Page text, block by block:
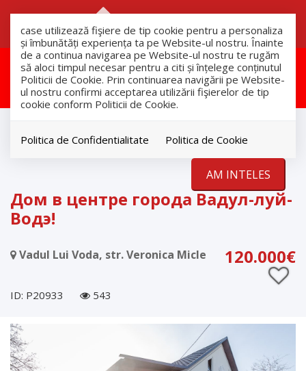
case utilizează fişiere de tip cookie pentru a personaliza
și îmbunătăți experiența ta pe Website-ul nostru. Înainte
de a continua navigarea pe Website-ul nostru te rugăm
să aloci timpul necesar pentru a citi și înțelege conținutul
Politicii de Cookie. Prin continuarea navigării pe Website-
ul nostru confirmi acceptarea utilizării fişierelor de tip
cookie conform Politicii de Cookie.
Politica de Confidentialitate Politica de Cookie
AM INTELES
Aceasta proprietate a fost
vandut!
Дома
Дом в центре города Вадул-луй-
Водэ!
Vadul Lui Voda, str. Veronica Micle 120.000€
ID: P20933 543